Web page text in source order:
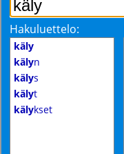
Hakuluettelo:
käly
kälyn
kälys
kälyt
kälykset